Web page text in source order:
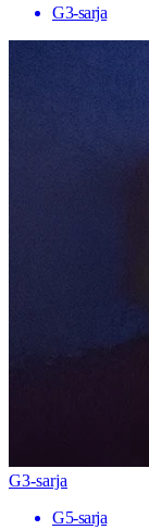
G3-sarja
G3-sarja
G5-sarja